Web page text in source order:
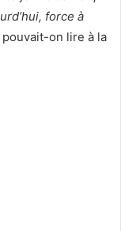
force à
pouvait-on lire à la